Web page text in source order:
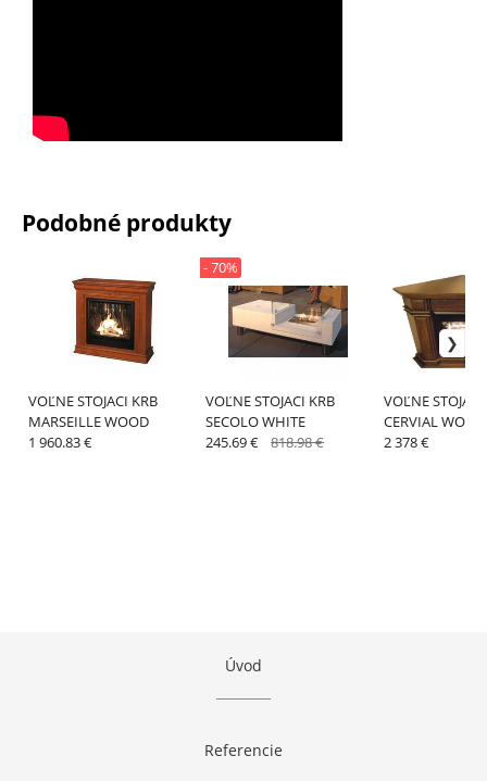
Podobné produkty
VOĽNE STOJACI KRB
MARSEILLE WOOD
1 960.83 €
VOĽNE STOJACI KRB
SECOLO WHITE
- 70%
245.69 € 818.98 €
VOĽNE STOJACI
CERVIAL
2 378 €
Úvod
Referencie